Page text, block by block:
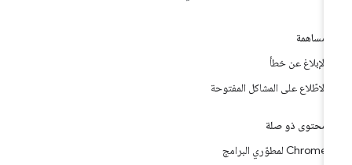
مساهمة
الإبلاغ عن خطأ
الاطّلاع على المشاكل المفتوحة
محتوى ذو صلة
Chrome لمطوّري البرامج